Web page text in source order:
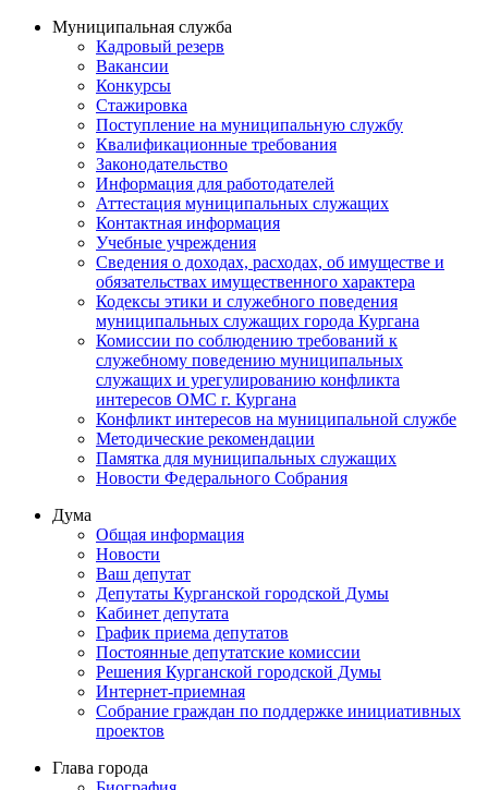
Муниципальная служба
Кадровый резерв
Вакансии
Конкурсы
Стажировка
Поступление на муниципальную службу
Квалификационные требования
Законодательство
Информация для работодателей
Аттестация муниципальных служащих
Контактная информация
Учебные учреждения
Сведения о доходах, расходах, об имуществе и
обязательствах имущественного характера
Кодексы этики и служебного поведения
муниципальных служащих города Кургана
Комиссии по соблюдению требований к
служебному поведению муниципальных
служащих и урегулированию конфликта
интересов ОМС г. Кургана
Конфликт интересов на муниципальной службе
Методические рекомендации
Памятка для муниципальных служащих
Новости Федерального Cобрания
Дума
Общая информация
Новости
Ваш депутат
Депутаты Курганской городской Думы
Кабинет депутата
График приема депутатов
Постоянные депутатские комиссии
Решения Курганской городской Думы
Интернет-приемная
Собрание граждан по поддержке инициативных
проектов
Глава города